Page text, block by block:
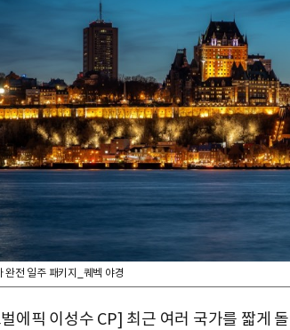
완전 일주 패키지_퀘벡 야경
에픽 이성수 CP] 최근 여러 국가를 짧게